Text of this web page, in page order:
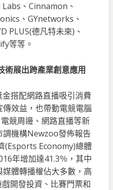
、Cinnamon、
、GYnetworks、
PLUS(德凡特未來)、
等等。
術展出跨產業創意應用
搭配網路直播吸引消費
效益，也帶動電競電腦
競周邊、網路直播等新
調機構Newzoo發佈報告
(Esports Economy)總體
年增加達41.3％，其中
體轉播權佔大多數，高
開發投資、比賽門票和